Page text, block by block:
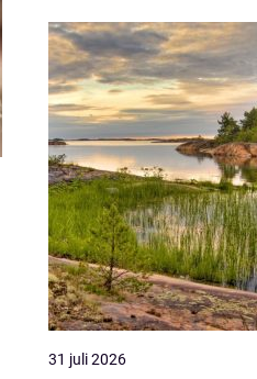
31 juli 2026